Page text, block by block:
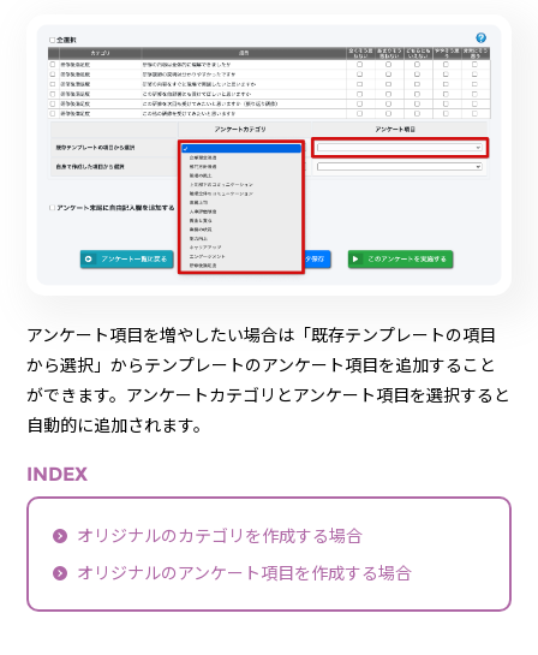
アンケート項目を増やしたい場合は「既存テンプレートの項目
から選択」からテンプレートのアンケート項目を追加すること
ができます。アンケートカテゴリとアンケート項目を選択すると
自動的に追加されます。
INDEX
オリジナルのカテゴリを作成する場合
オリジナルのアンケート項目を作成する場合